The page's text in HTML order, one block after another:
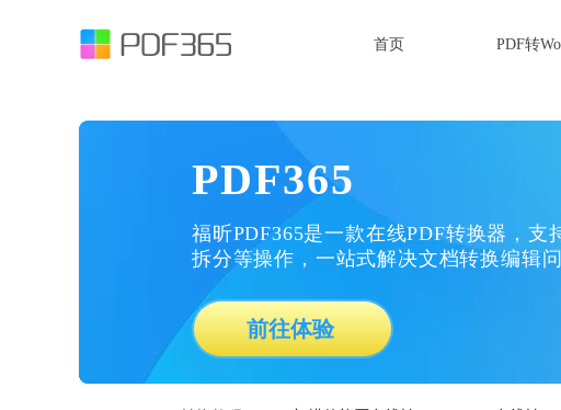
首页 PDF转
PDF365
福昕PDF365是一款在线PDF转换器，支
拆分等操作，一站式解决文档转换编辑问
前往体验